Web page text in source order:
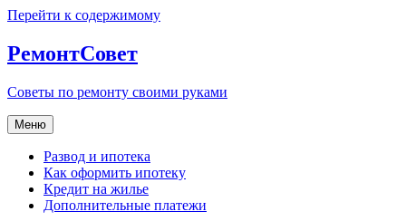
Перейти к содержимому
РемонтСовет
Советы по ремонту своими руками
Меню
Развод и ипотека
Как оформить ипотеку
Кредит на жилье
Дополнительные платежи